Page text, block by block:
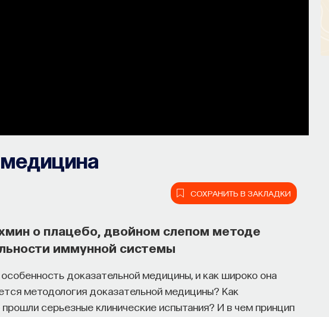
СОХРАНИТЬ В ЗАКЛАДКИ
о плацебо, двойном слепом методе
иммунной системы
доказательной медицины, и как широко она
методология доказательной медицины? Как
серьезные клинические испытания? И в чем принцип
на сон, но как он работает и можно ли